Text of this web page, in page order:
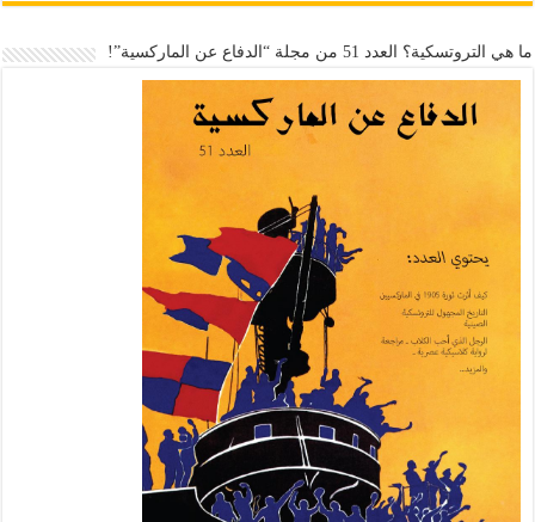
ما هي التروتسكية؟ العدد 51 من مجلة “الدفاع عن الماركسية”!